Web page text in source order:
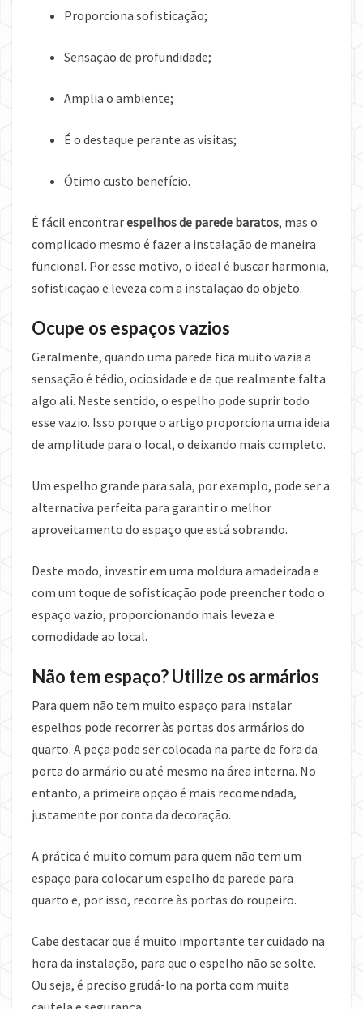
Proporciona sofisticação;
Sensação de profundidade;
Amplia o ambiente;
É o destaque perante as visitas;
Ótimo custo benefício.
É fácil encontrarespelhos de parede baratos, mas o
complicado mesmo é fazer a instalação de maneira
funcional. Por esse motivo, o ideal é buscar harmonia,
sofisticação e leveza com a instalação do objeto.
Ocupe os espaços vazios
Geralmente, quando uma parede fica muito vazia a
sensação é tédio, ociosidade e de que realmente falta
algo ali. Neste sentido, o espelho pode suprir todo
esse vazio. Isso porque o artigo proporciona uma ideia
de amplitude para o local, o deixando mais completo.
Um espelho grande para sala, por exemplo, pode ser a
alternativa perfeita para garantir o melhor
aproveitamento do espaço que está sobrando.
Deste modo, investir em uma moldura amadeirada e
com um toque de sofisticação pode preencher todo o
espaço vazio, proporcionando mais leveza e
comodidade ao local.
Não tem espaço? Utilize os armários
Para quem não tem muito espaço para instalar
espelhos pode recorrer às portas dos armários do
quarto. A peça pode ser colocada na parte de fora da
porta do armário ou até mesmo na área interna. No
entanto, a primeira opção é mais recomendada,
justamente por conta da decoração.
A prática é muito comum para quem não tem um
espaço para colocar um espelho de parede para
quarto e, por isso, recorre às portas do roupeiro.
Cabe destacar que é muito importante ter cuidado na
hora da instalação, para que o espelho não se solte.
Ou seja, é preciso grudá-lo na porta com muita